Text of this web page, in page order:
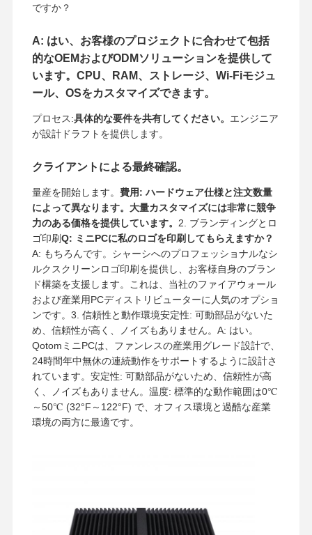
ですか？
A: はい、お客様のプロジェクトに合わせて包括
的なOEMおよびODMソリューションを提供して
います。CPU、RAM、ストレージ、Wi-Fiモジュ
ール、OSをカスタマイズできます。
プロセス:具体的な要件を共有してください。 エンジニア
が設計ドラフトを提供します。
クライアントによる最終確認。
量産を開始します。 費用: ハードウェア仕様と注文数量
によって異なります。大量カスタマイズには非常に競争
力のある価格を提供しています。 2. ブランディングとロ
ゴ印刷Q: ミニPCに私のロゴを印刷してもらえますか？
A: もちろんです。シャーシへのプロフェッショナルなシ
ルクスクリーンロゴ印刷を提供し、お客様自身のブラン
ド構築を支援します。これは、当社のファイアウォール
および産業用PCディストリビューターに人気のオプショ
ンです。 3. 信頼性と動作環境安定性: 可動部品がないた
め、信頼性が高く、ノイズもありません。 A: はい。
QotomミニPCは、ファンレスの産業用グレード設計で、
24時間年中無休の連続動作をサポートするように設計さ
れています。 安定性: 可動部品がないため、信頼性が高
く、ノイズもありません。 温度: 標準的な動作範囲は0℃
～50℃ (32°F～122°F) で、オフィス環境と過酷な産業
環境の両方に最適です。